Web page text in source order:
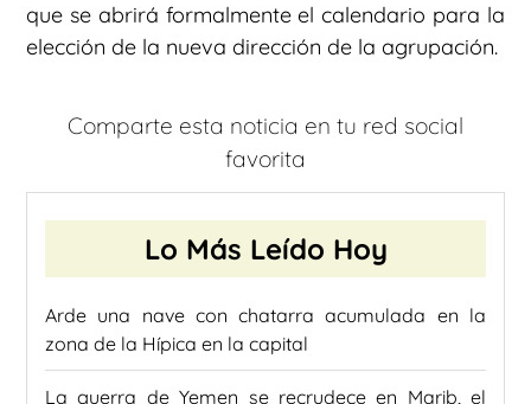
que se abrirá formalmente el calendario para la
elección de la nueva dirección de la agrupación.
Comparte esta noticia en tu red social
favorita
Lo Más Leído Hoy
Arde una nave con chatarra acumulada en la
zona de la Hípica en la capital
La guerra de Yemen se recrudece en Marib, el